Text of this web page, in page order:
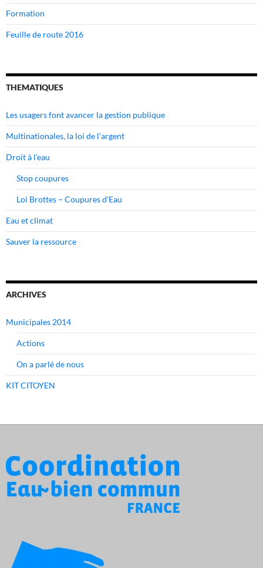
Formation
Feuille de route 2016
THEMATIQUES
Les usagers font avancer la gestion publique
Multinationales, la loi de l’argent
Droit à l’eau
Stop coupures
Loi Brottes – Coupures d’Eau
Eau et climat
Sauver la ressource
ARCHIVES
Municipales 2014
Actions
On a parlé de nous
KIT CITOYEN